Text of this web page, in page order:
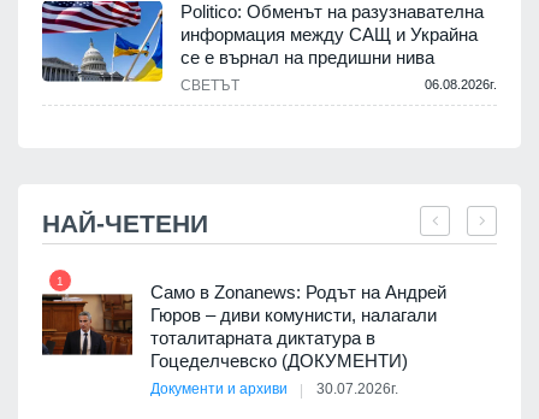
Politico: Обменът на разузнавателна
информация между САЩ и Украйна
се е върнал на предишни нива
СВЕТЪТ 06.08.2026г.
НАЙ-ЧЕТЕНИ
1
Само в Zonanews: Родът на Андрей
Гюров – диви комунисти, налагали
тоталитарната диктатура в
Гоцеделчевско (ДОКУМЕНТИ)
Документи и архиви 30.07.2026г.